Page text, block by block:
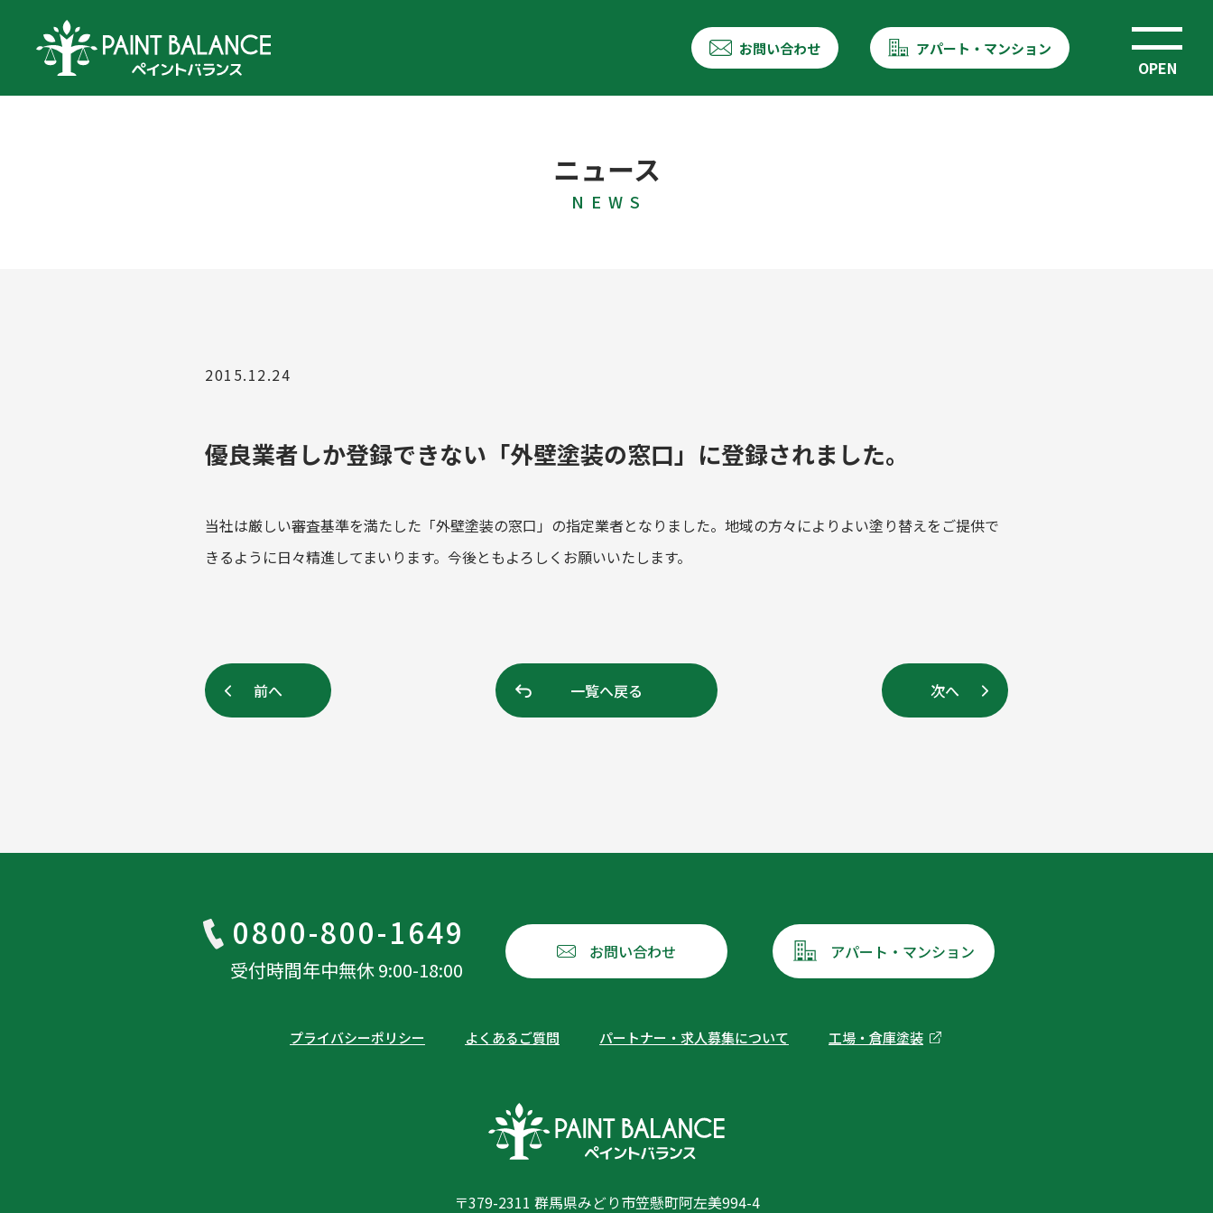
お問い合わせ アパート・マンション
OPEN
ニュース
N E W S
2015.12.24
優良業者しか登録できない「外壁塗装の窓口」に登録されました。
当社は厳しい審査基準を満たした「外壁塗装の窓口」の指定業者となりました。地域の方々によりよい塗り替えをご提供で
きるように日々精進してまいります。今後ともよろしくお願いいたします。
前へ 次へ
一覧へ戻る
0800-800-1649
受付時間年中無休 9:00-18:00
お問い合わせ アパート・マンション
プライバシーポリシー よくあるご質問 パートナー・求人募集について 工場・倉庫塗装
〒379-2311 群馬県みどり市笠懸町阿左美994-4